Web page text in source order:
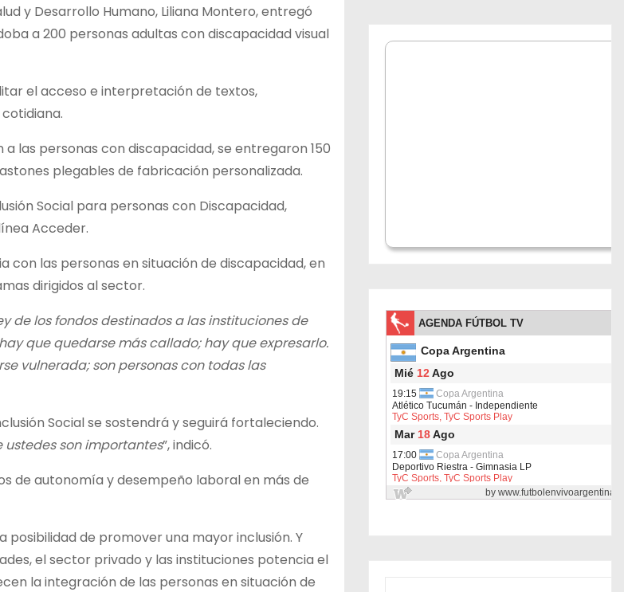
y Desarrollo Humano, Liliana Montero, entregó
a 200 personas adultas con discapacidad visual
el acceso e interpretación de textos,
las personas con discapacidad, se entregaron 150
plegables de fabricación personalizada.
Social para personas con Discapacidad,
Acceder.
con las personas en situación de discapacidad, en
dirigidos al sector.
de los fondos destinados a las instituciones de
que quedarse más callado; hay que expresarlo.
vulnerada; son personas con todas las
Social se sostendrá y seguirá fortaleciendo.
ustedes son importantes”, indicó.
de autonomía y desempeño laboral en más de
de promover una mayor inclusión. Y
el sector privado y las instituciones potencia el
la integración de las personas en situación de